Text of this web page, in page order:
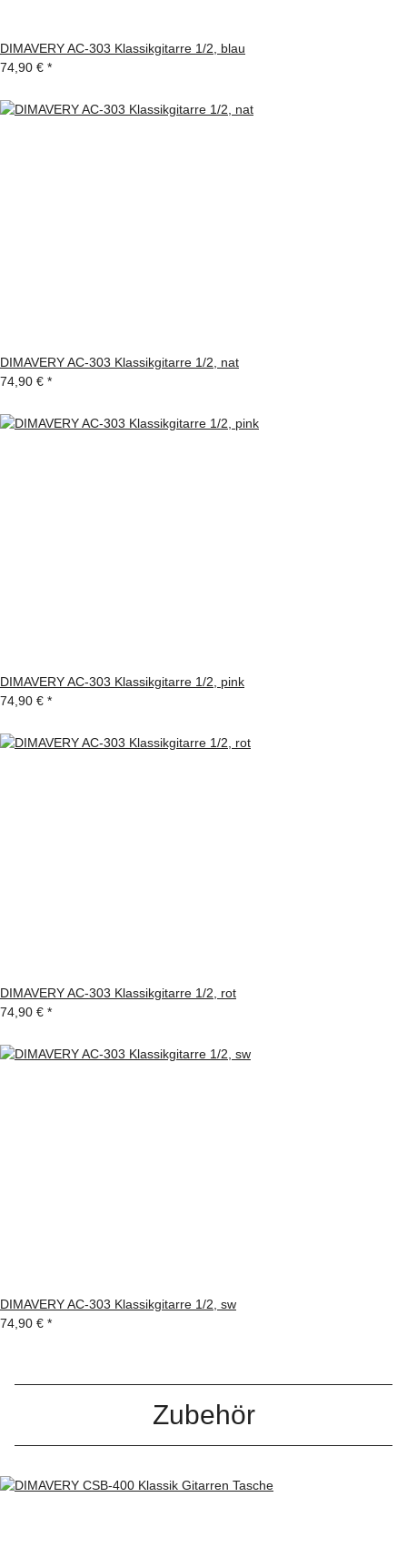
DIMAVERY AC-303 Klassikgitarre 1/2, blau
74,90 € *
DIMAVERY AC-303 Klassikgitarre 1/2, nat
74,90 € *
DIMAVERY AC-303 Klassikgitarre 1/2, pink
74,90 € *
DIMAVERY AC-303 Klassikgitarre 1/2, rot
74,90 € *
DIMAVERY AC-303 Klassikgitarre 1/2, sw
74,90 € *
Zubehör